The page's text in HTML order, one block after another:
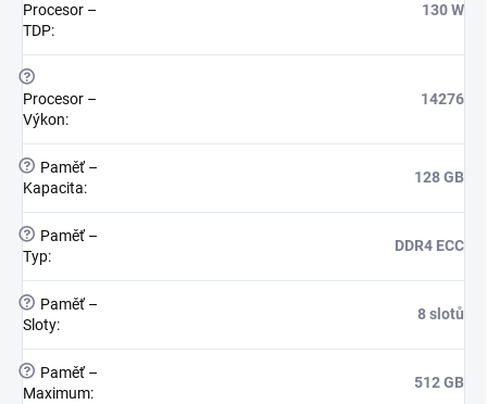
Procesor –
TDP:
130 W
?
Procesor –
Výkon:
14276
?
Paměť –
Kapacita:
128 GB
?
Paměť –
Typ:
DDR4 ECC
?
Paměť –
Sloty:
8 slotů
?
Paměť –
Maximum:
512 GB